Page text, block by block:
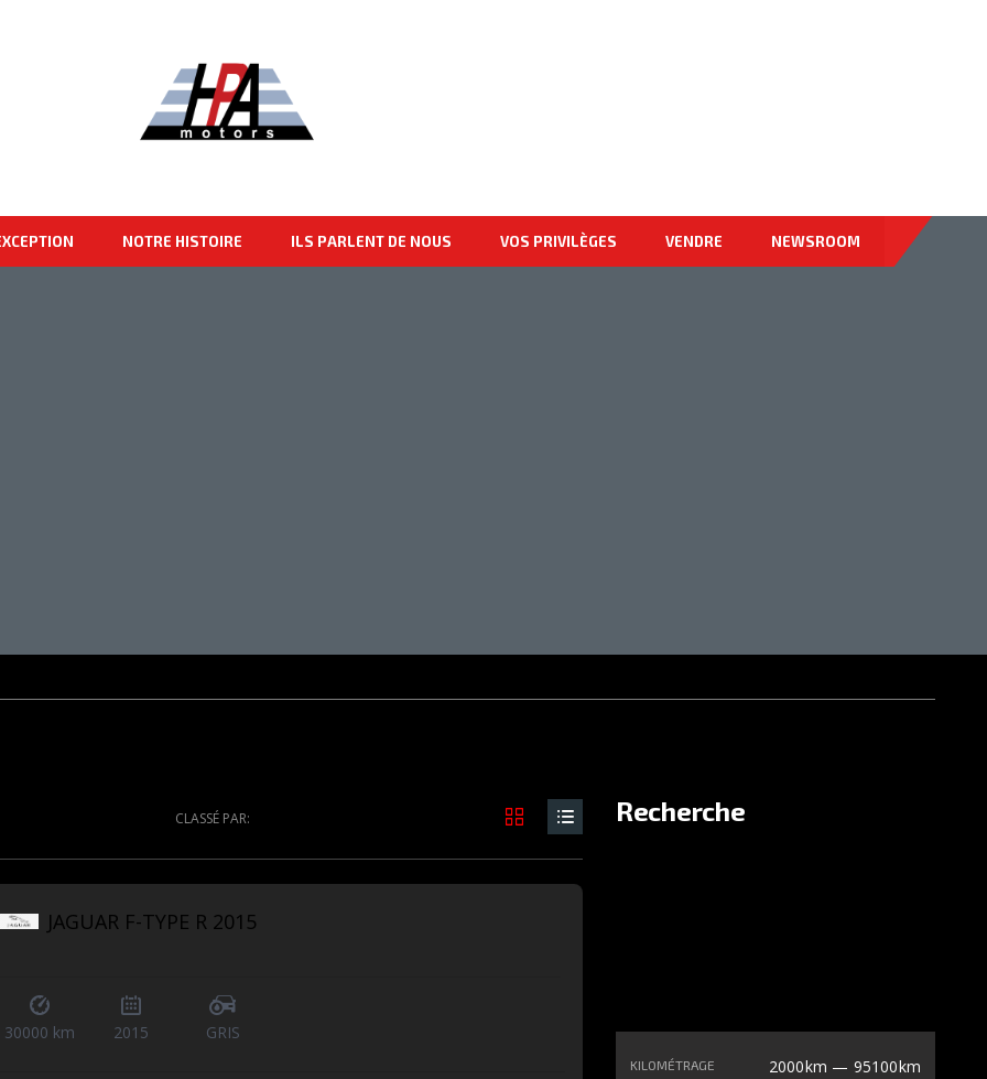
NOTRE HISTOIRE ILS PARLENT DE NOUS VOS PRIVILÈGES VENDRE NEWSROOM
Recherche
KILOMÉTRAGE 2000km — 95100km
CLASSÉ PAR:
JAGUAR F-TYPE R 2015
30000 km 2015 GRIS